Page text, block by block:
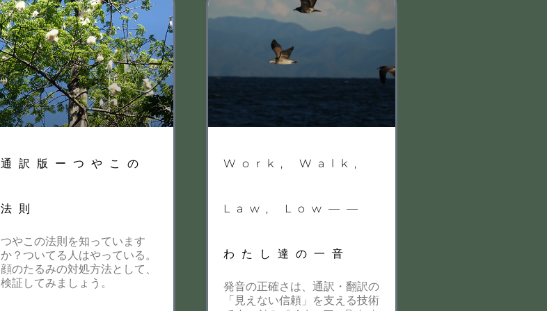
通訳版ーつやこの
法則
つやこの法則を知っています
か？ついてる人はやっている。
顔のたるみの対処方法として、
検証してみましょう。
Work, Walk,
Law, Low——
わたし達の一音
発音の正確さは、通訳・翻訳の
「見えない信頼」を支える技術